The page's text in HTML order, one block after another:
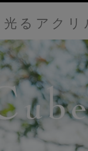
るアクリ